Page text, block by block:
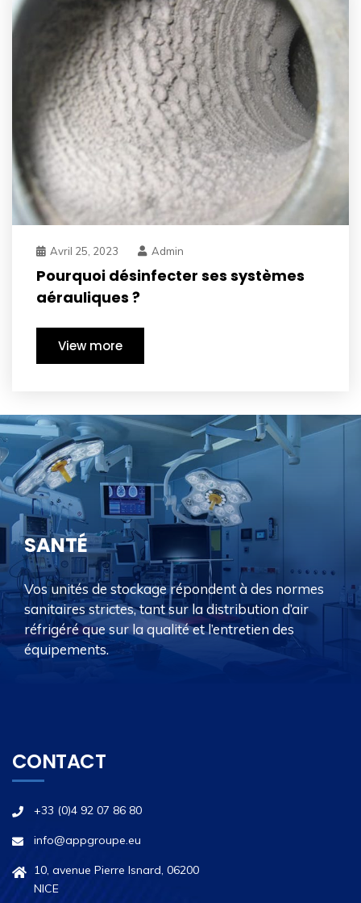
Avril 25, 2023 Admin
Pourquoi désinfecter ses systèmes
aérauliques ?
View more
SANTÉ
Vos unités de stockage répondent à des normes
sanitaires strictes, tant sur la distribution d’air
réfrigéré que sur la qualité et l’entretien des
équipements.
CONTACT
+33 (0)4 92 07 86 80
info@appgroupe.eu
10, avenue Pierre Isnard, 06200
NICE